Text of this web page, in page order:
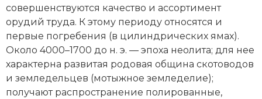
совершенствуются качество и ассортимент
орудий труда. К этому перио­ду относятся и
первые погребения (в цилиндрических ямах).
Около 4000–1700 до н. э. — эпоха неолита; для нее
характерна развитая родовая община скотоводов
и земледельцев (мотыжное земледелие);
получают распространение полированные,